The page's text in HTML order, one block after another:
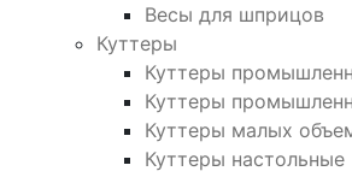
Весы для шприцов
Куттеры
Куттеры
Куттеры
Куттеры малых
Куттеры настольные